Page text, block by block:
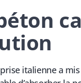
italienne a